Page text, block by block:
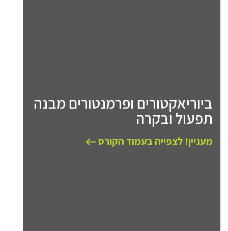
ביוריאקטורים ופרמנטורים מבנה
תפעול ובקרה
מעניין! לצפייה בעמוד הקורס